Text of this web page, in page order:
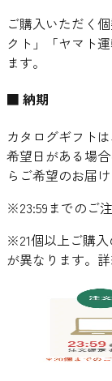
ご購入いただく
クト」「ヤマト
ます。
■ 納期
カタログギフト
希望日がある場
らご希望のお届
※23:59までのご
※21個以上ご購
が異なります。